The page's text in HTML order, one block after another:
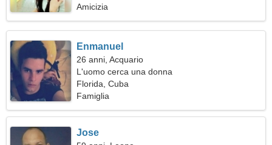
Amicizia
Enmanuel
26 anni, Acquario
L'uomo cerca una donna
Florida, Cuba
Famiglia
Jose